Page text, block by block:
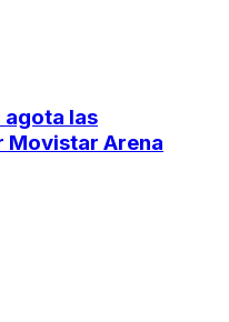
agota las
Movistar Arena